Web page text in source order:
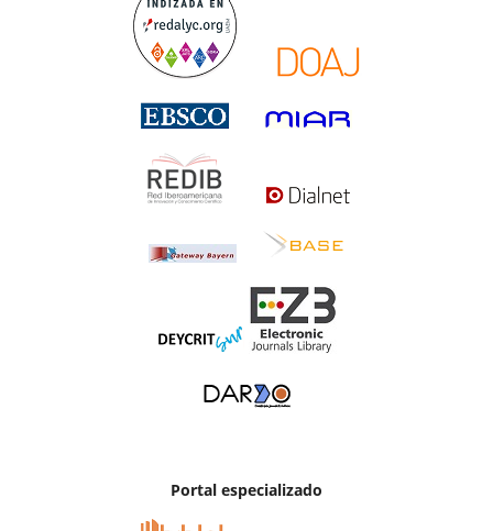
Portal especializado